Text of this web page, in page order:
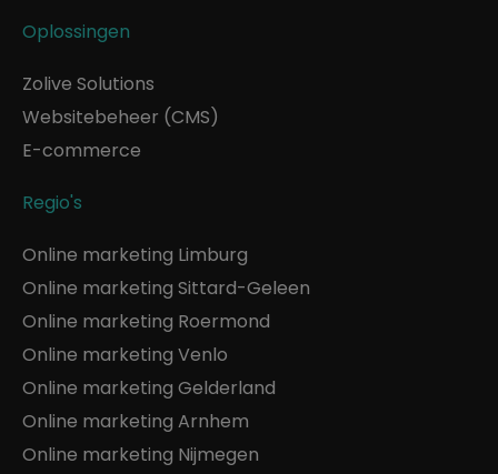
Oplossingen
Zolive Solutions
Websitebeheer (CMS)
E-commerce
Regio's
Online marketing Limburg
Online marketing Sittard-Geleen
Online marketing Roermond
Online marketing Venlo
Online marketing Gelderland
Online marketing Arnhem
Online marketing Nijmegen